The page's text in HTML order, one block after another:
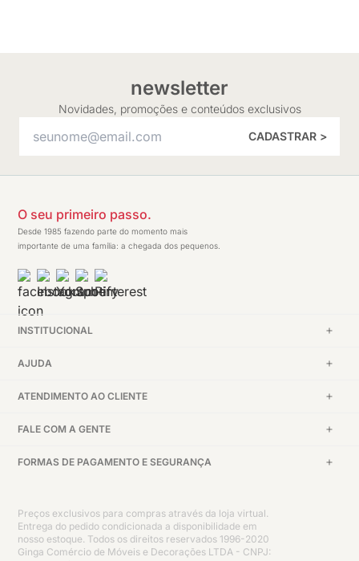
newsletter
Novidades, promoções e conteúdos exclusivos
CADASTRAR >
O seu primeiro passo.
Desde 1985 fazendo parte do momento mais
importante de uma família: a chegada dos pequenos.
INSTITUCIONAL
AJUDA
ATENDIMENTO AO CLIENTE
FALE COM A GENTE
FORMAS DE PAGAMENTO E SEGURANÇA
Preços exclusivos para compras através da loja virtual.
Entrega do pedido condicionada a disponibilidade em
nosso estoque. Todos os direitos reservados 1996-2020
Ginga Comércio de Móveis e Decorações LTDA - CNPJ: